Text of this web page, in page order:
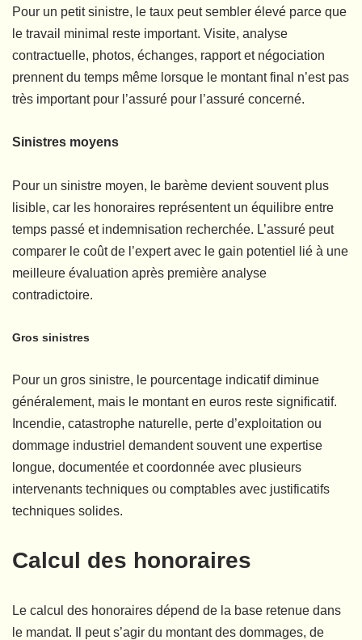
Pour un petit sinistre, le taux peut sembler élevé parce que
le travail minimal reste important. Visite, analyse
contractuelle, photos, échanges, rapport et négociation
prennent du temps même lorsque le montant final n’est pas
très important pour l’assuré pour l’assuré concerné.
Sinistres moyens
Pour un sinistre moyen, le barème devient souvent plus
lisible, car les honoraires représentent un équilibre entre
temps passé et indemnisation recherchée. L’assuré peut
comparer le coût de l’expert avec le gain potentiel lié à une
meilleure évaluation après première analyse
contradictoire.
Gros sinistres
Pour un gros sinistre, le pourcentage indicatif diminue
généralement, mais le montant en euros reste significatif.
Incendie, catastrophe naturelle, perte d’exploitation ou
dommage industriel demandent souvent une expertise
longue, documentée et coordonnée avec plusieurs
intervenants techniques ou comptables avec justificatifs
techniques solides.
Calcul des honoraires
Le calcul des honoraires dépend de la base retenue dans
le mandat. Il peut s’agir du montant des dommages, de